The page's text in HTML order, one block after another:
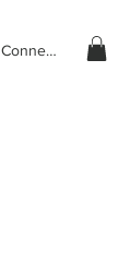
Connexion